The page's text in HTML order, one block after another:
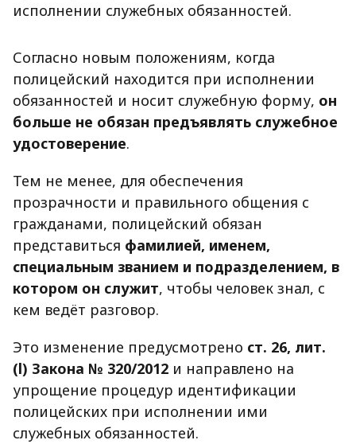
исполнении служебных обязанностей.
Согласно новым положениям, когда
полицейский находится при исполнении
обязанностей и носит служебную форму, он
больше не обязан предъявлять служебное
удостоверение.
Тем не менее, для обеспечения
прозрачности и правильного общения с
гражданами, полицейский обязан
представиться фамилией, именем,
специальным званием и подразделением, в
котором он служит, чтобы человек знал, с
кем ведёт разговор.
Это изменение предусмотрено ст. 26, лит.
(l) Закона № 320/2012 и направлено на
упрощение процедур идентификации
полицейских при исполнении ими
служебных обязанностей.